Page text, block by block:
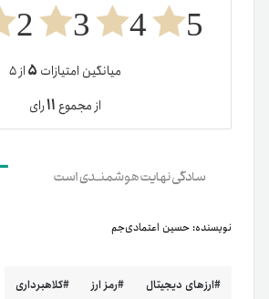
5
4
3
2
میانگین امتیازات ۵از ۵
از مجموع۱۱رای
نویسنده: حسین اعتمادی‌جم
ارزهای دیجیتال رمز ارز کلاهبرداری